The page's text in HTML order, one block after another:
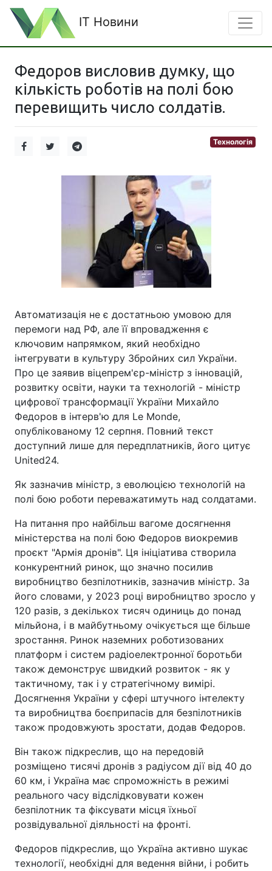
IT Новини
Федоров висловив думку, що
кількість роботів на полі бою
перевищить число солдатів.
Технологія
Автоматизація не є достатньою умовою для
перемоги над РФ, але її впровадження є
ключовим напрямком, який необхідно
інтегрувати в культуру Збройних сил України.
Про це заявив віцепрем'єр-міністр з інновацій,
розвитку освіти, науки та технологій - міністр
цифрової трансформації України Михайло
Федоров в інтерв'ю для Le Monde,
опублікованому 12 серпня. Повний текст
доступний лише для передплатників, його цитує
United24.
Як зазначив міністр, з еволюцією технологій на
полі бою роботи переважатимуть над солдатами.
На питання про найбільш вагоме досягнення
міністерства на полі бою Федоров виокремив
проєкт "Армія дронів". Ця ініціатива створила
конкурентний ринок, що значно посилив
виробництво безпілотників, зазначив міністр. За
його словами, у 2023 році виробництво зросло у
120 разів, з декількох тисяч одиниць до понад
мільйона, і в майбутньому очікується ще більше
зростання. Ринок наземних роботизованих
платформ і систем радіоелектронної боротьби
також демонструє швидкий розвиток - як у
тактичному, так і у стратегічному вимірі.
Досягнення України у сфері штучного інтелекту
та виробництва боєприпасів для безпілотників
також продовжують зростати, додав Федоров.
Він також підкреслив, що на передовій
розміщено тисячі дронів з радіусом дії від 40 до
60 км, і Україна має спроможність в режимі
реального часу відслідковувати кожен
безпілотник та фіксувати місця їхньої
розвідувальної діяльності на фронті.
Федоров підкреслив, що Україна активно шукає
технології, необхідні для ведення війни, і робить